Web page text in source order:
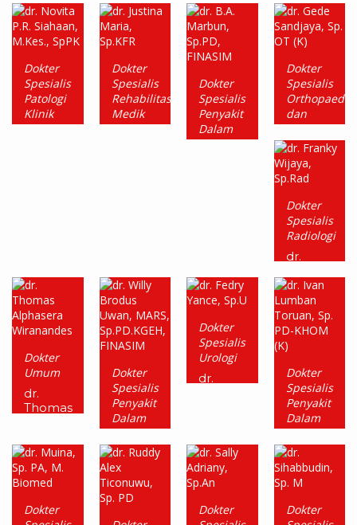
Chairul
Ichlas,
Sp.BM
Allber,
Sp. BS
Mitsu
Dapot
P.
Sijabat,
dr.
Alvin,
B.Med.
Sp.BTKV
Dokter
Spesialis
Patologi
Klinik
Dokter
Spesialis
Rehabilitasi
Medik
Dokter
Spesialis
Penyakit
Dalam
Dokter
Spesialis
Orthopaedi
dan
Traumatologi
Konsultan
Orthopaedic
Spine
Gede
Sandjaya,
Sp. OT
(K)
Dokter
Spesialis
Radiologi
dr.
Wijaya,
Sp.Rad
Dokter
Umum
dr.
Thomas
Dokter
Spesialis
Penyakit
Dalam
Konsultan
Peny.Hati&Saluran
Cerna
dr. Willy
Brodus
Dokter
Spesialis
Urologi
dr.
Dokter
Spesialis
Penyakit
Dalam
Konsultan
Hematologi
Onkologi
dr. Ivan
Toruan,
Dokter
Dokter
Dokter